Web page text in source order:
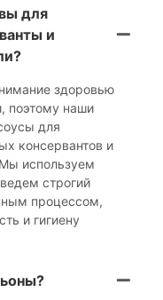
для
и
здоровью
поэтому наши
для
консервантов и
используем
строгий
процессом,
и гигиену